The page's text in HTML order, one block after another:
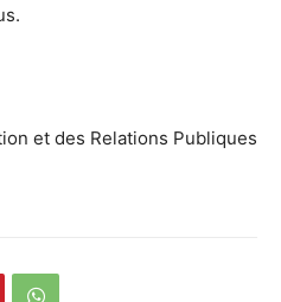
et des Relations Publiques